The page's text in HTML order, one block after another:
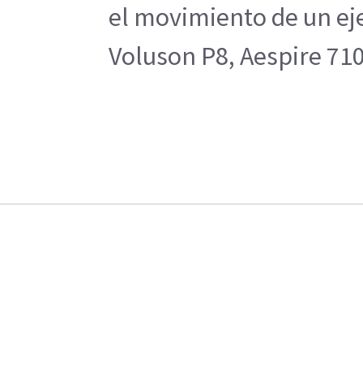
el movimiento de un
Voluson P8, Aespire